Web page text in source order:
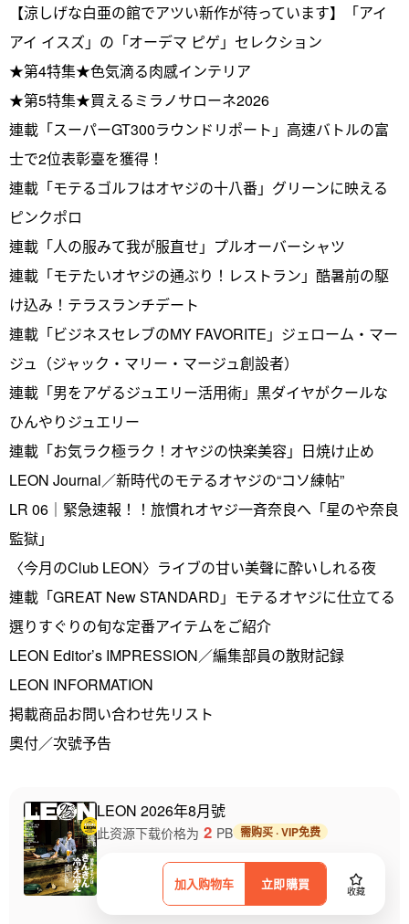
【涼しげな白亜の館でアツい新作が待っています】「アイ
アイ イスズ」の「オーデマ ピゲ」セレクション
★第4特集★色気滴る肉感インテリア
★第5特集★買えるミラノサローネ2026
連載「スーパーGT300ラウンドリポート」高速バトルの富
士で2位表彰臺を獲得！
連載「モテるゴルフはオヤジの十八番」グリーンに映える
ピンクポロ
連載「人の服みて我が服直せ」プルオーバーシャツ
連載「モテたいオヤジの通ぶり！レストラン」酷暑前の駆
け込み！テラスランチデート
連載「ビジネスセレブのMY FAVORITE」ジェローム・マー
ジュ（ジャック・マリー・マージュ創設者）
連載「男をアゲるジュエリー活用術」黒ダイヤがクールな
ひんやりジュエリー
連載「お気ラク極ラク！オヤジの快楽美容」日焼け止め
LEON Journal／新時代のモテるオヤジの“コソ練帖”
LR 06｜緊急速報！！旅慣れオヤジ一斉奈良へ「星のや奈良
監獄」
〈今月のClub LEON〉ライブの甘い美聲に酔いしれる夜
連載「GREAT New STANDARD」モテるオヤジに仕立てる
選りすぐりの旬な定番アイテムをご紹介
LEON Editor’s IMPRESSION／編集部員の散財記録
LEON INFORMATION
掲載商品お問い合わせ先リスト
奧付／次號予告
LEON 2026年8月號
加入购物车 立即購買 收藏
此资源下载价格为 2 PB 需购买 · VIP免费